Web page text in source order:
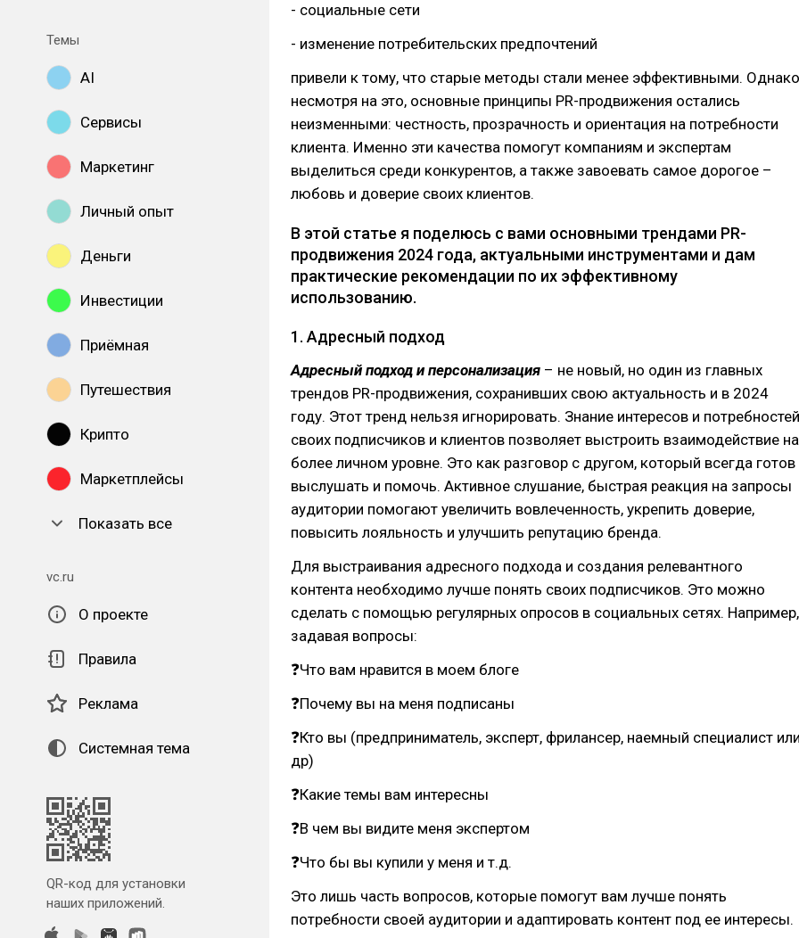
Темы
AI
Сервисы
Маркетинг
Личный опыт
Деньги
Инвестиции
Приёмная
Путешествия
Крипто
Маркетплейсы
Показать все
vc.ru
О проекте
Правила
Реклама
Системная тема
QR-код для установки
наших приложений.
- социальные сети
- изменение потребительских предпочтений
привели к тому, что старые методы стали менее эффективными.
несмотря на это, основные принципы PR-продвижения остались
неизменными: честность, прозрачность и ориентация на потребности
клиента. Именно эти качества помогут компаниям и экспертам
выделиться среди конкурентов, а также завоевать самое дорогое –
любовь и доверие своих клиентов.
В этой статье я поделюсь с вами основными трендами PR-
продвижения 2024 года, актуальными инструментами и дам
практические рекомендации по их эффективному
использованию.
1. Адресный подход
Адресный подход и персонализация – не новый, но один из главных
трендов PR-продвижения, сохранивших свою актуальность и в 2024
году. Этот тренд нельзя игнорировать. Знание интересов и потребностей
своих подписчиков и клиентов позволяет выстроить взаимодействие на
более личном уровне. Это как разговор с другом, который всегда готов
выслушать и помочь. Активное слушание, быстрая реакция на запросы
аудитории помогают увеличить вовлеченность, укрепить доверие,
повысить лояльность и улучшить репутацию бренда.
Для выстраивания адресного подхода и создания релевантного
контента необходимо лучше понять своих подписчиков. Это можно
сделать с помощью регулярных опросов в социальных сетях. Например,
задавая вопросы:
❓Что вам нравится в моем блоге
❓Почему вы на меня подписаны
❓Кто вы (предприниматель, эксперт, фрилансер, наемный специалист
др)
❓Какие темы вам интересны
❓В чем вы видите меня экспертом
❓Что бы вы купили у меня и т.д.
Это лишь часть вопросов, которые помогут вам лучше понять
потребности своей аудитории и адаптировать контент под ее интересы.